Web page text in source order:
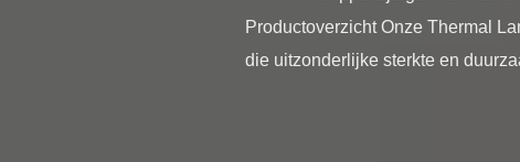
Productoverzicht Onze Thermal
die uitzonderlijke sterkte en